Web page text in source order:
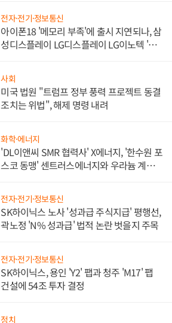
전자·전기·정보통신
아이폰18 '메모리 부족'에 출시 지연되나, 삼
성디스플레이 LG디스플레이 LG이노텍 '탈
사회
미국 법원 "트럼프 정부 풍력 프로젝트 동결
조치는 위법", 해제 명령 내려
화학·에너지
'DL이앤씨 SMR 협력사' X에너지, '한수원 포
스코 동맹' 센트러스에너지와 우라늄 계약
전자·전기·정보통신
SK하이닉스 노사 '성과급 주식지급' 평행선,
곽노정 'N% 성과급' 법적 논란 벗을지 주목
전자·전기·정보통신
SK하이닉스, 용인 'Y2' 팹과 청주 'M17' 팹
건설에 54조 투자 결정
정치